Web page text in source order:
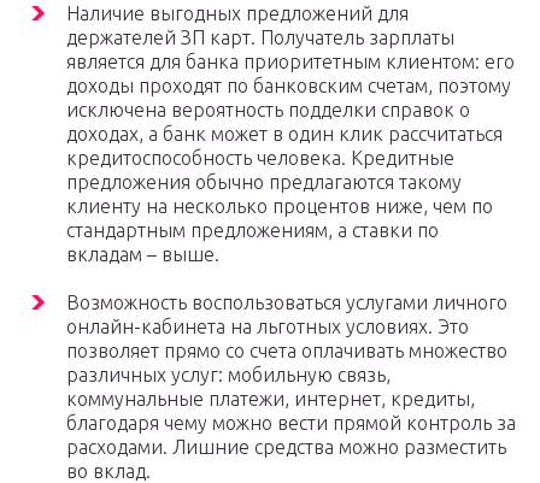
Наличие выгодных предложений для
держателей ЗП карт. Получатель зарплаты
является для банка приоритетным клиентом: его
доходы проходят по банковским счетам, поэтому
исключена вероятность подделки справок о
доходах, а банк может в один клик рассчитаться
кредитоспособность человека. Кредитные
предложения обычно предлагаются такому
клиенту на несколько процентов ниже, чем по
стандартным предложениям, а ставки по
вкладам – выше.
Возможность воспользоваться услугами личного
онлайн-кабинета на льготных условиях. Это
позволяет прямо со счета оплачивать множество
различных услуг: мобильную связь,
коммунальные платежи, интернет, кредиты,
благодаря чему можно вести прямой контроль за
расходами. Лишние средства можно разместить
во вклад.